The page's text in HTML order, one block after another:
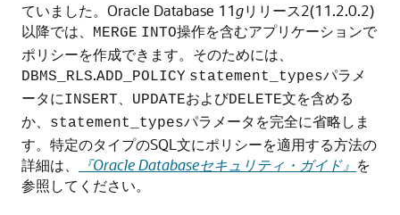
ていました。Oracle Database 11gリリース2(11.2.0.2)
以降では、
MERGE INTO操作を含むアプリケーションで
ポリシーを作成できます。そのためには、
DBMS_RLS.ADD_POLICY statement_typesパラメ
ータにINSERT UPDATEおよびDELETE文を含める
か、
statement_typesパラメータを完全に省略しま
す。特定のタイプのSQL文にポリシーを適用する方法の
詳細は、
『Oracle Databaseセキュリティ・ガイド』 を
参照してください。